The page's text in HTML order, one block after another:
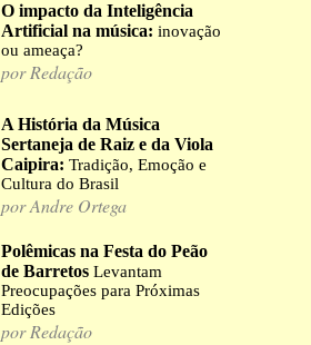
O impacto da Inteligência
Artificial na música: inovação
ou ameaça?
por Redação
A História da Música
Sertaneja de Raiz e da Viola
Caipira: Tradição, Emoção e
Cultura do Brasil
por Andre Ortega
Polêmicas na Festa do Peão
de Barretos Levantam
Preocupações para Próximas
Edições
por Redação